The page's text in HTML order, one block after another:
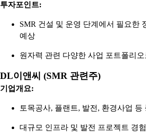
투자포인트:
SMR 건설 및 운영 단계에서 필요한
예상
원자력 관련 다양한 사업 포트폴리
DL이앤씨 (SMR 관련주)
기업개요:
토목공사, 플랜트, 발전, 환경사업 등
대규모 인프라 및 발전 프로젝트 경